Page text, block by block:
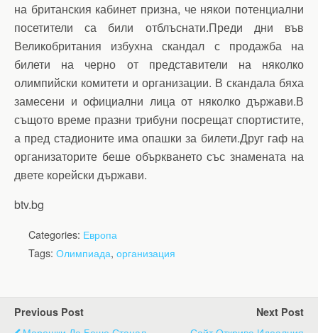
на британския кабинет призна, че някои потенциални
посетители са били отблъснати.Преди дни във
Великобритания избухна скандал с продажба на
билети на черно от представители на няколко
олимпийски комитети и организации. В скандала бяха
замесени и официални лица от няколко държави.В
същото време празни трибуни посрещат спортистите,
а пред стадионите има опашки за билети.Друг гаф на
организаторите беше объркването със знамената на
двете корейски държави.
btv.bg
Categories: Европа
Tags: Олимпиада, организация
Previous Post Next Post